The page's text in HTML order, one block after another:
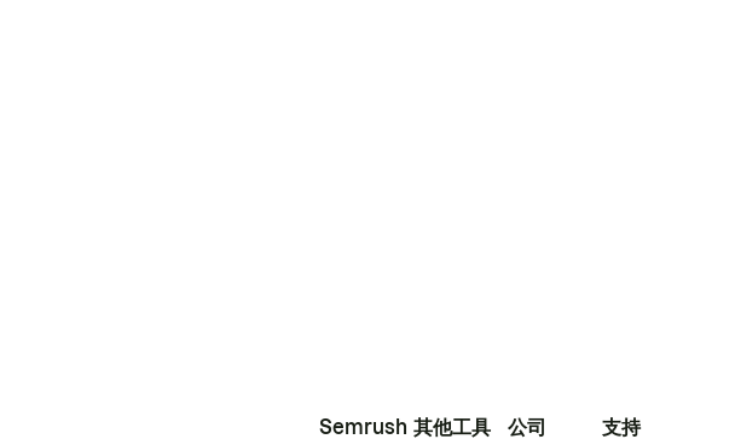
Semrush 其他工具 公司 支持